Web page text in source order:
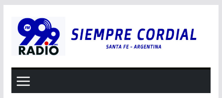
contenido